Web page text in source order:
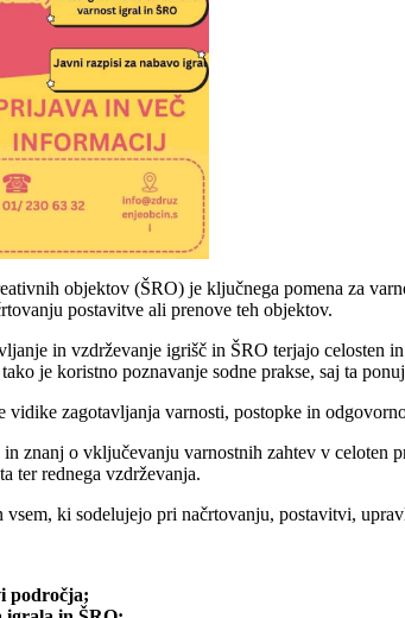
objektov (ŠRO) je ključnega pomena za
postavitve ali prenove teh objektov.
in vzdrževanje igrišč in ŠRO terjajo celosten
je koristno poznavanje sodne prakse, saj ta
vidike zagotavljanja varnosti, postopke in
znanj o vključevanju varnostnih zahtev v celoten
ter rednega vzdrževanja.
vsem, ki sodelujejo pri načrtovanju, postavitvi,
področja;